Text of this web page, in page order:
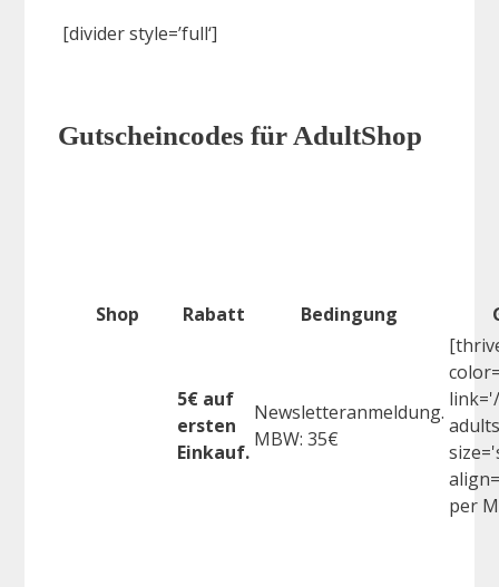
[divider style=’full‘]
Gutscheincodes für AdultShop
Shop Rabatt Bedingung
5€ auf
ersten
Einkauf.
Newsletteranmeldung.
MBW: 35€
per